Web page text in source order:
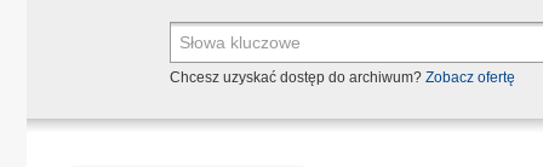
Chcesz uzyskać dostęp do archiwum? Zobacz ofertę